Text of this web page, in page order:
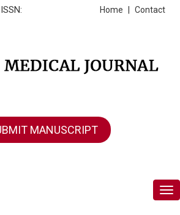
Contact
Home
MANUSCRIPT